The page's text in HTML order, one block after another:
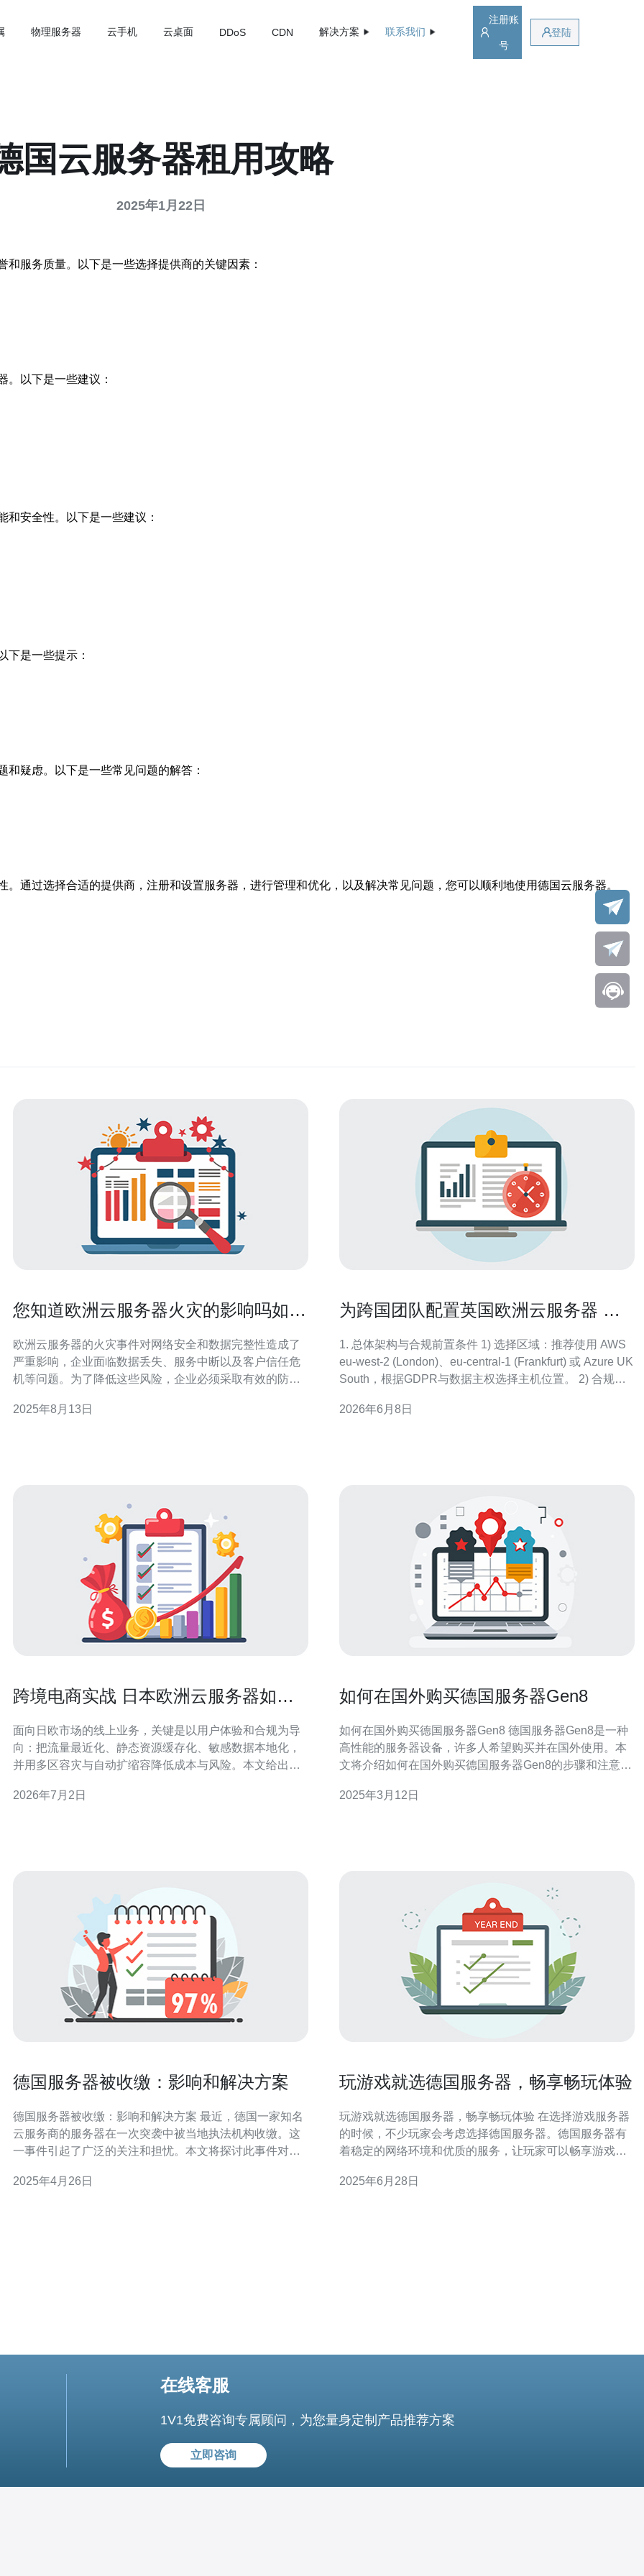
物理服务器 云手机 云桌面 DDoS CDN 解决方案 联系我们
注册账
号
登陆
国云服务器租用攻略
2025年1月22日
服务质量。以下是一些选择提供商的关键因素：
。以下是一些建议：
安全性。以下是一些建议：
下是一些提示：
疑虑。以下是一些常见问题的解答：
通过选择合适的提供商，注册和设置服务器，进行管理和优化，以及解决常见问题，您可以顺利地使用德国云服务器。
您知道欧洲云服务器火灾的影响吗如何
欧洲云服务器的火灾事件对网络安全和数据完整性造成了
严重影响，企业面临数据丢失、服务中断以及客户信任危
机等问题。为了降低这些风险，企业必须采取有效的防范
确保其服务的稳定与安全。 火灾对云服务器的直接影响 云
2025年8月13日
为跨国团队配置英国欧洲云服务器 时
1. 总体架构与合规前置条件 1) 选择区域：推荐使用 AWS
eu-west-2 (London)、eu-central-1 (Frankfurt) 或 Azure UK
South，根据GDPR与数据主权选择主机位置。 2) 合规要
国/欧盟的合规通常需至少保留审计日志90天。 3) 网络分
2026年6月8日
跨境电商实战 日本欧洲云服务器如何
面向日欧市场的线上业务，关键是以用户体验和合规为导
向：把流量最近化、静态资源缓存化、敏感数据本地化，
并用多区容灾与自动扩缩容降低成本与风险。本文给出节
以及部署与运维的可执行建议，便于快速落地。 哪个区域
2026年7月2日
如何在国外购买德国服务器Gen8
如何在国外购买德国服务器Gen8 德国服务器Gen8是一种
高性能的服务器设备，许多人希望购买并在国外使用。本
文将介绍如何在国外购买德国服务器Gen8的步骤和注意事
供应商。建议选择一家在德国有良好声誉的供应商，以确
2025年3月12日
德国服务器被收缴：影响和解决方案
德国服务器被收缴：影响和解决方案 最近，德国一家知名
云服务商的服务器在一次突袭中被当地执法机构收缴。这
一事件引起了广泛的关注和担忧。本文将探讨此事件对用
器被收缴后，用户的数据可能会面临丢失的风险。这对那
2025年4月26日
玩游戏就选德国服务器，畅享畅玩体验
玩游戏就选德国服务器，畅享畅玩体验 在选择游戏服务器
的时候，不少玩家会考虑选择德国服务器。德国服务器有
着稳定的网络环境和优质的服务，让玩家可以畅享游戏乐
个人数据安全。 选择德国服务器，玩家可以畅享畅玩体
2025年6月28日
在线客服
1V1免费咨询专属顾问，为您量身定制产品推荐方案
立即咨询